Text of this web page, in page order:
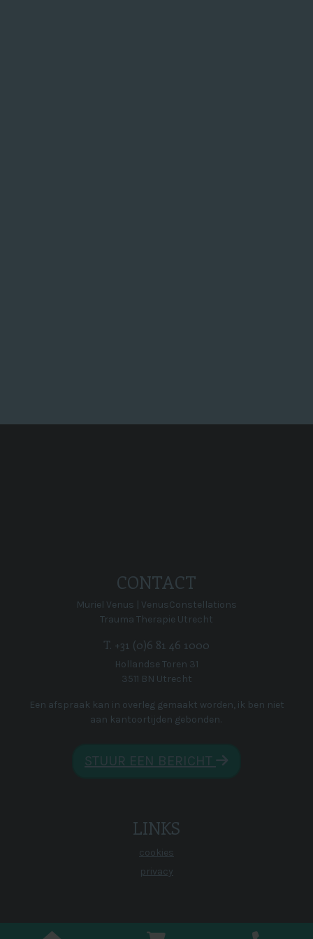
CONTACT
Muriel Venus | VenusConstellations
Trauma Therapie Utrecht
T. +31 (0)6 81 46 1000
Hollandse Toren 31
3511 BN Utrecht
Een afspraak kan in overleg gemaakt worden, ik ben niet
aan kantoortijden gebonden.
STUUR EEN BERICHT
LINKS
cookies
privacy